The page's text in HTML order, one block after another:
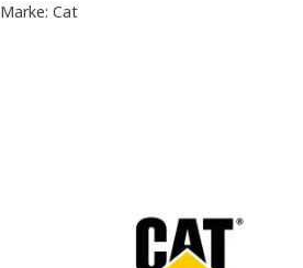
Marke: Cat